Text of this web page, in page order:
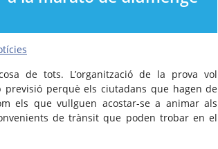
de tots. L’organització de la prova vol
perquè els ciutadans que hagen de
els que vullguen acostar-se a animar als
de trànsit que poden trobar en el